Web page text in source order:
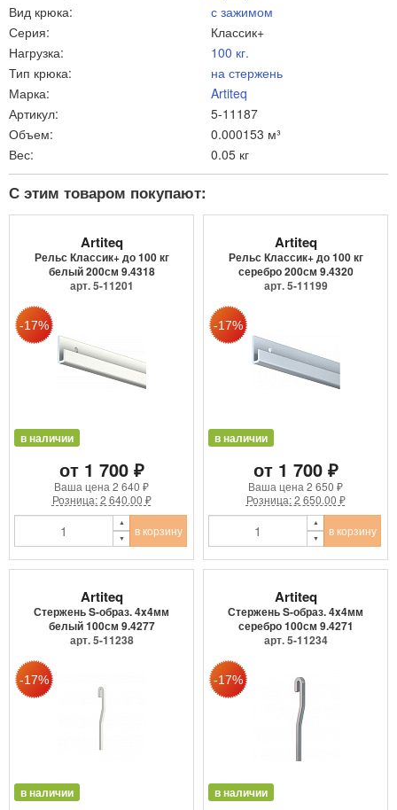
Вид крюка:
с зажимом
Серия:
Классик+
Нагрузка:
100 кг.
Тип крюка:
на стержень
Марка:
Artiteq
Артикул:
5-11187
Объем:
0.000153 м³
Вес:
0.05 кг
С этим товаром покупают:
Artiteq
Рельс Классик+ до 100 кг
белый 200см 9.4318
арт. 5-11201
в наличии
от 1 700 ₽
Ваша цена 2 640 ₽
Розница: 2 640.00 ₽
в корзину
Artiteq
Рельс Классик+ до 100 кг
серебро 200см 9.4320
арт. 5-11199
в наличии
от 1 700 ₽
Ваша цена 2 650 ₽
Розница: 2 650.00 ₽
в корзину
Artiteq
Стержень S-образ. 4x4мм
белый 100см 9.4277
арт. 5-11238
в наличии
Artiteq
Стержень S-образ. 4x4мм
серебро 100см 9.4271
арт. 5-11234
в наличии